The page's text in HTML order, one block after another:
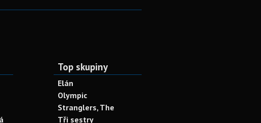
Top skupiny
Elán
Olympic
Stranglers, The
Tři sestry